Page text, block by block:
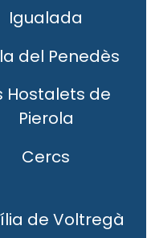
Igualada
del Penedès
Hostalets de
Pierola
Cercs
de Voltregà